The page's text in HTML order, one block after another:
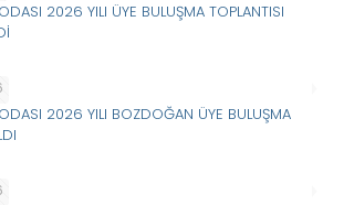
2026 YILI ÜYE BULUŞMA TOPLANTISI
2026 YILI BOZDOĞAN ÜYE BULUŞMA